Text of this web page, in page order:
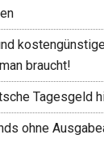
braucht!
Tagesgeld
ohne